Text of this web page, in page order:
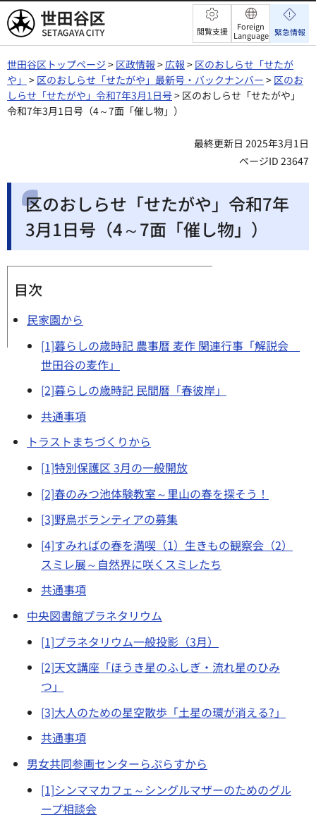
世田谷区 閲覧支援
Foreign
Language 緊急情報
世田谷区トップページ > 区政情報 >広報 > 区のおしらせ「せたが
や」 > 区のおしらせ「せたがや」最新号・バックナンバー > 区のお
しらせ「せたがや」令和7年3月1日号> 区のおしらせ「せたがや」
令和7年3月1日号（4～7面「催し物」）
最終更新日 2025年3月1日
ページID 23647
区のおしらせ「せたがや」令和7年
3月1日号（4～7面「催し物」）
目次
民家園から
[1]暮らしの歳時記 農事暦 麦作 関連行事「解説会
世田谷の麦作」
[2]暮らしの歳時記 民間暦「春彼岸」
共通事項
トラストまちづくりから
[1]特別保護区 3月の一般開放
[2]春のみつ池体験教室～里山の春を探そう！
[3]野鳥ボランティアの募集
[4]すみればの春を満喫（1）生きもの観察会（2）
スミレ展～自然界に咲くスミレたち
共通事項
中央図書館プラネタリウム
[1]プラネタリウム一般投影（3月）
[2]天文講座「ほうき星のふしぎ・流れ星のひみ
つ」
[3]大人のための星空散歩「土星の環が消える?」
共通事項
男女共同参画センターらぷらすから
[1]シンママカフェ～シングルマザーのためのグル
ープ相談会